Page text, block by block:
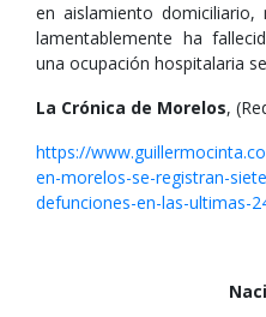
en aislamiento
lamentablemente ha
una ocupación hospitalaria
La Crónica de Morelos,
https://
en-morelos-se-registran-
defunciones-en-las-ultimas-